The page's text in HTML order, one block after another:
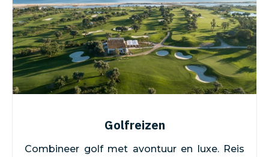
Golfreizen
Combineer golf met avontuur en luxe. Reis